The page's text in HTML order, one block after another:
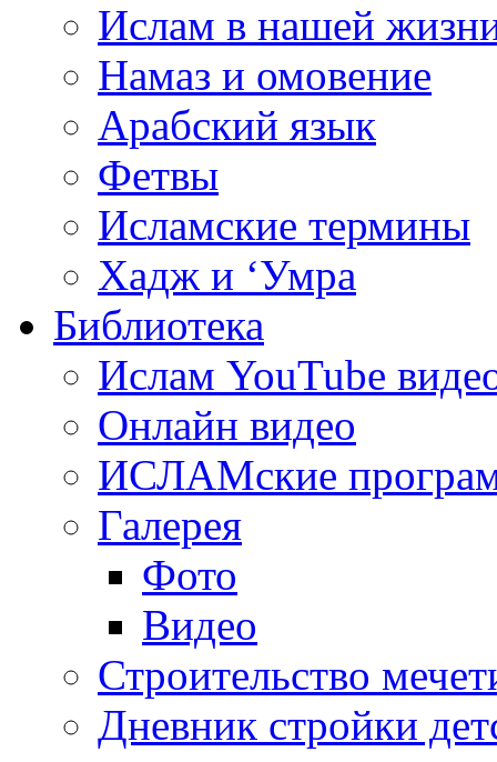
Ислам в нашей
Намаз и омовение
Арабский язык
Фетвы
Исламские термины
Хадж и ‘Умра
Библиотека
Ислам YouTube
Онлайн видео
ИСЛАМские
Галерея
Фото
Видео
Строительство
Дневник стройки